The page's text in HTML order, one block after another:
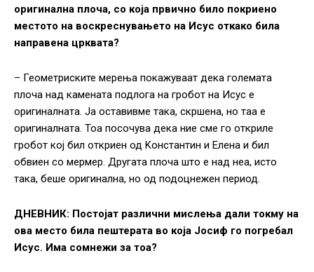
оригинална плоча, со која првично било покриено
местото на воскреснувањето на Исус откако била
направена црквата?
– Геометриските мерења покажуваат дека големата
плоча над камената подлога на гробот на Исус е
оригиналната. Ја оставивме така, скршена, но таа е
оригиналната. Тоа посочува дека ние сме го откриле
гробот кој бил откриен од Kонстантин и Елена и бил
обвиен со мермер. Другата плоча што е над неа, исто
така, беше оригинална, но од подоцнежен период.
ДНЕВНИК: Постојат различни мислења дали токму на
ова место била пештерата во која Јосиф го погребал
Исус. Има сомнежи за тоа?